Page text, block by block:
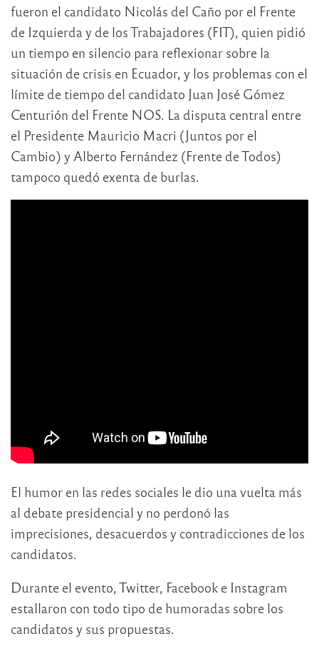
fueron el candidato Nicolás del Caño por el Frente
de Izquierda y de los Trabajadores (FIT), quien pidió
un tiempo en silencio para reflexionar sobre la
situación de crisis en Ecuador, y los problemas con el
límite de tiempo del candidato Juan José Gómez
Centurión del Frente NOS. La disputa central entre
el Presidente Mauricio Macri (Juntos por el
Cambio) y Alberto Fernández (Frente de Todos)
tampoco quedó exenta de burlas.
El humor en las redes sociales le dio una vuelta más
al debate presidencial y no perdonó las
imprecisiones, desacuerdos y contradicciones de los
candidatos.
Durante el evento, Twitter, Facebook e Instagram
estallaron con todo tipo de humoradas sobre los
candidatos y sus propuestas.